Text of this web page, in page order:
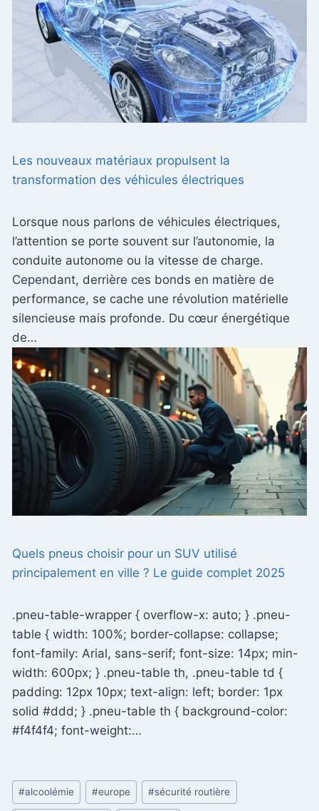
Les nouveaux matériaux propulsent la
transformation des véhicules électriques
Lorsque nous parlons de véhicules électriques,
l’attention se porte souvent sur l’autonomie, la
conduite autonome ou la vitesse de charge.
Cependant, derrière ces bonds en matière de
performance, se cache une révolution matérielle
silencieuse mais profonde. Du cœur énergétique
de…
Quels pneus choisir pour un SUV utilisé
principalement en ville ? Le guide complet 2025
.pneu-table-wrapper { overflow-x: auto; } .pneu-
table { width: 100%; border-collapse: collapse;
font-family: Arial, sans-serif; font-size: 14px; min-
width: 600px; } .pneu-table th, .pneu-table td {
padding: 12px 10px; text-align: left; border: 1px
solid #ddd; } .pneu-table th { background-color:
#f4f4f4; font-weight:…
Étiquettes
de
#alcoolémie #europe #sécurité routière